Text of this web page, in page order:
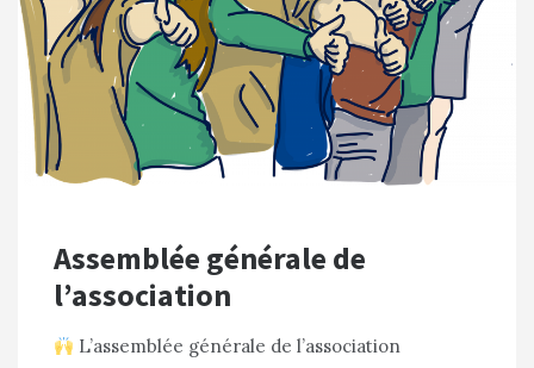
Assemblée générale de
l’association
L’assemblée générale de l’association